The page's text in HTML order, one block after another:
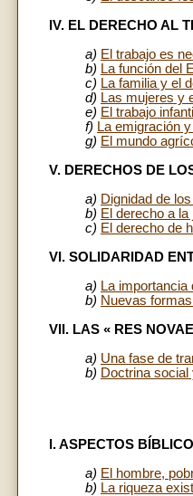
IV. EL DERECHO AL
a) El trabajo es
b) La función del
c) La familia y el
d) Las mujeres y
e) El trabajo infantil
f) La emigración
g) El mundo
V. DERECHOS DE
a) Dignidad de
b) El derecho a
c) El derecho de
VI. SOLIDARIDAD
a) La
b) Nuevas
VII. LAS « RES
a) Una fase de
b) Doctrina
I. ASPECTOS
a) El hombre,
b) La riqueza